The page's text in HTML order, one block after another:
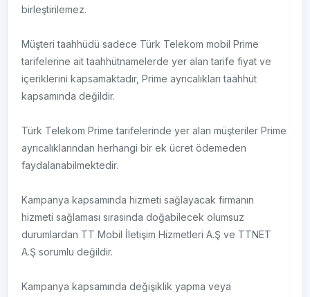
birleştirilemez.
Müşteri taahhüdü sadece Türk Telekom mobil Prime
tarifelerine ait taahhütnamelerde yer alan tarife fiyat ve
içeriklerini kapsamaktadır, Prime ayrıcalıkları taahhüt
kapsamında değildir.
Türk Telekom Prime tarifelerinde yer alan müşteriler Prime
ayrıcalıklarından herhangi bir ek ücret ödemeden
faydalanabilmektedir.
Kampanya kapsamında hizmeti sağlayacak firmanın
hizmeti sağlaması sırasında doğabilecek olumsuz
durumlardan TT Mobil İletişim Hizmetleri A.Ş ve TTNET
A.Ş sorumlu değildir.
Kampanya kapsamında değişiklik yapma veya